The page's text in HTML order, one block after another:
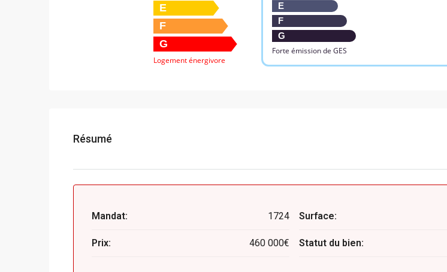
E
F
G
Logement énergivore
E
F
G
Forte émission de GES
Résumé
Mandat: 1724
Prix: 460 000€
Surface:
Statut du bien: